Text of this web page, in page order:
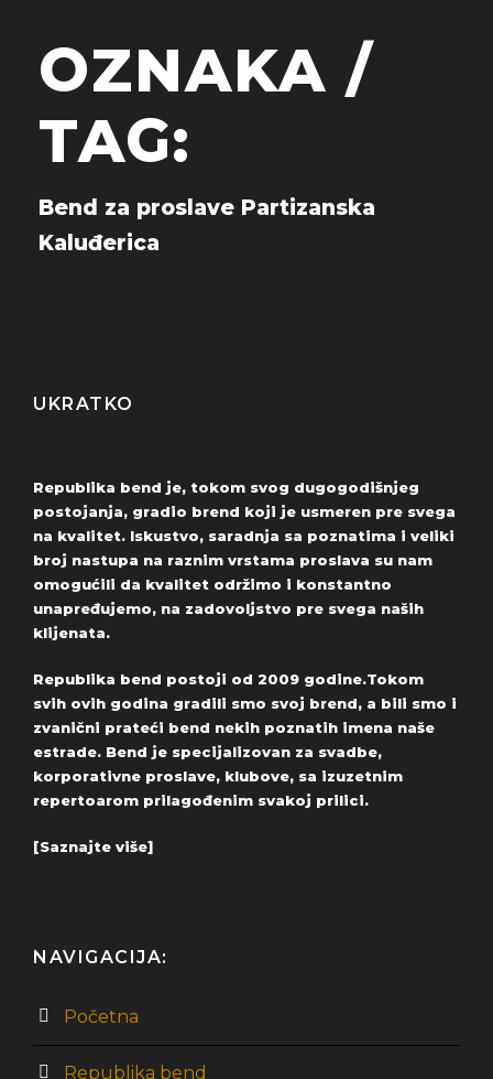
OZNAKA /
TAG:
Bend za proslave Partizanska
Kaluđerica
UKRATKO
Republika bend je, tokom svog dugogodišnjeg
postojanja, gradio brend koji je usmeren pre svega
na kvalitet. Iskustvo, saradnja sa poznatima i veliki
broj nastupa na raznim vrstama proslava su nam
omogućili da kvalitet održimo i konstantno
unapređujemo, na zadovoljstvo pre svega naših
klijenata.
Republika bend postoji od 2009 godine.Tokom
svih ovih godina gradili smo svoj brend, a bili smo i
zvanični prateći bend nekih poznatih imena naše
estrade. Bend je specijalizovan za svadbe,
korporativne proslave, klubove, sa izuzetnim
repertoarom prilagođenim svakoj prilici.
[Saznajte više]
NAVIGACIJA:
Početna
Republika bend